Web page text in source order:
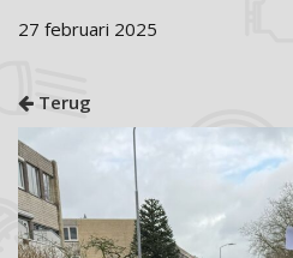
27 februari 2025
Terug